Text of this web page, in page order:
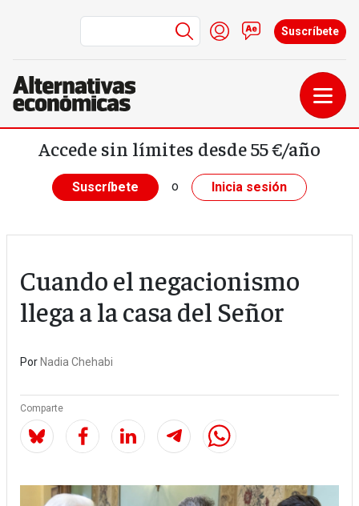
Pasar al contenido principal
Menú de cuenta de
Iniciar sesión
Contacto
Suscríbete
Accede sin límites desde 55 €/año
Suscríbete o Inicia sesión
Cuando el negacionismo
llega a la casa del Señor
Por Nadia Chehabi
Comparte